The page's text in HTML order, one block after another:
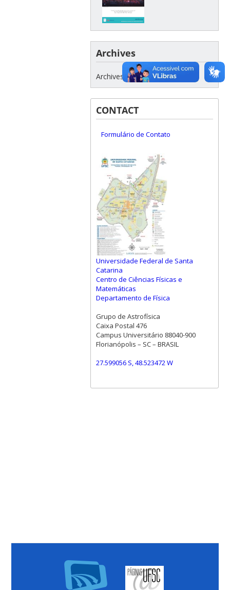
Archives
Archives
CONTACT
Formulário de Contato
Universidade Federal de Santa
Catarina
Centro de Ciências Físicas e
Matemáticas
Departamento de Física
Grupo de Astrofísica
Caixa Postal 476
Campus Universitário 88040-900
Florianópolis – SC – BRASIL
27.599056 S, 48.523472 W